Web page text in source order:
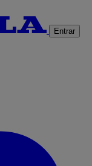
Entrar